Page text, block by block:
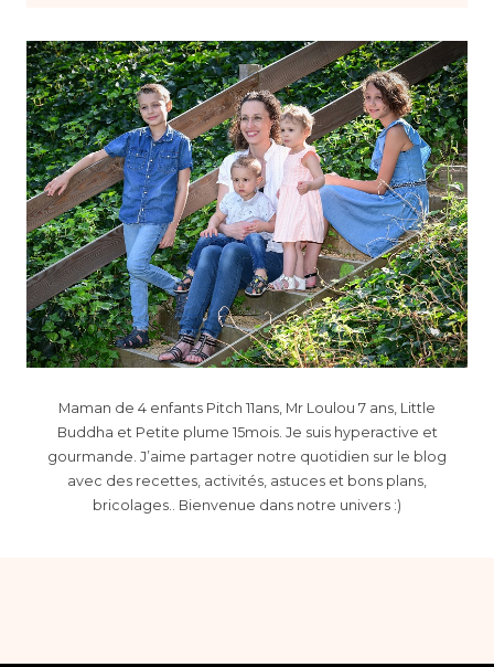
Maman de 4 enfants Pitch 11ans, Mr Loulou 7 ans, Little
Buddha et Petite plume 15mois. Je suis hyperactive et
gourmande. J’aime partager notre quotidien sur le blog
avec des recettes, activités, astuces et bons plans,
bricolages.. Bienvenue dans notre univers :)